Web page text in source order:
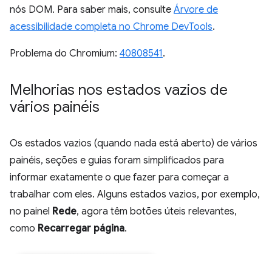
nós DOM. Para saber mais, consulte Árvore de
acessibilidade completa no Chrome DevTools.
Problema do Chromium: 40808541.
Melhorias nos estados vazios de
vários painéis
Os estados vazios (quando nada está aberto) de vários
painéis, seções e guias foram simplificados para
informar exatamente o que fazer para começar a
trabalhar com eles. Alguns estados vazios, por exemplo,
no painel Rede, agora têm botões úteis relevantes,
como Recarregar página.